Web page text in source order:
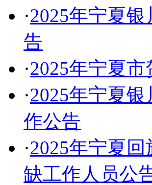
·2025年宁夏
告
·2025年宁夏
·2025年宁夏
作公告
·2025年宁夏
缺工作人员公